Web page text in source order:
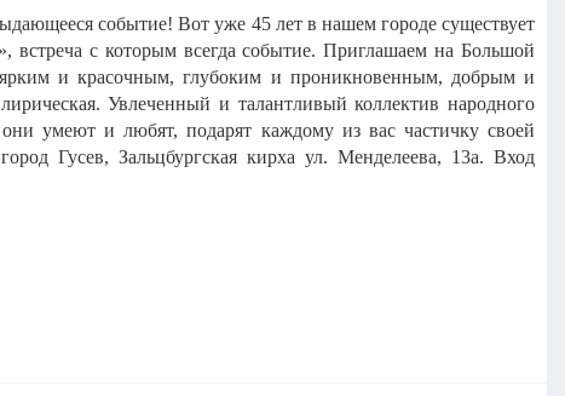
событие! Вот уже 45 лет в нашем городе существует
встреча с которым всегда событие. Приглашаем на Большой
и красочным, глубоким и проникновенным, добрым и
Увлеченный и талантливый коллектив народного
умеют и любят, подарят каждому из вас частичку своей
Гусев, Зальцбургская кирха ул. Менделеева, 13а. Вход